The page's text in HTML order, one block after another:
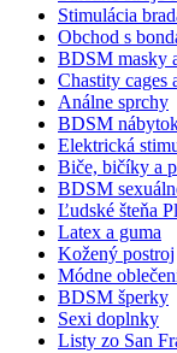
Stimulácia
Obchod s
BDSM masky
Chastity cages
Análne sprchy
BDSM
Elektrická
Biče, bičíky a
BDSM
Ľudské šteňa
Latex a guma
Kožený postroj
Módne
BDSM šperky
Sexi doplnky
Listy zo San